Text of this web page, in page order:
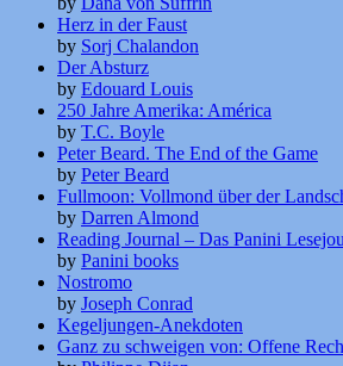
Herz in der Faust
by Sorj Chalandon
Der Absturz
by Edouard Louis
250 Jahre Amerika: América
by T.C. Boyle
Peter Beard. The End of the Game
by Peter Beard
Fullmoon: Vollmond über der
by Darren Almond
Reading Journal – Das Panini
by Panini books
Nostromo
by Joseph Conrad
Kegeljungen-Anekdoten
Ganz zu schweigen von: Offene